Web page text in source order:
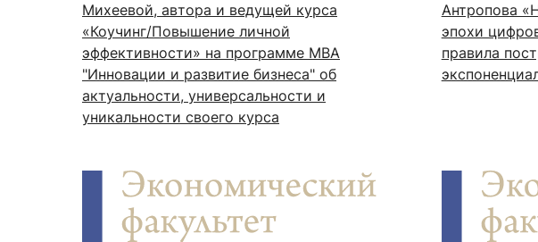
Михеевой, автора и ведущей курса
«Коучинг/Повышение личной
эффективности» на программе МВА
"Инновации и развитие бизнеса" об
актуальности, универсальности и
уникальности своего курса
Антропова
эпохи
правила